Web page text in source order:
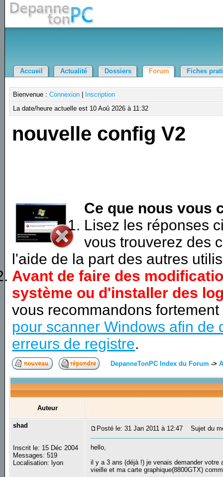
Accueil Actualité Dossiers Forum Fiches
Bienvenue :Connexion
Inscription
La date/heure actuelle est 10 Aoû 2026 à 11:32
nouvelle config V2
Ce que nous vous
Lisez les réponses
vous trouverez des
l'aide de la part des autres
Avant de faire des
système ou d'installer des
vous recommandons
pour scanner Windows afin de
erreurs de registre.
DepanneTonPC Index du Forum ->
Auteur
shad
Inscrit le: 15 Déc 2004
Messages: 519
Localisation: lyon
Posté le: 31 Jan 2011 à 12:47 Sujet du
hello,
il y a 3 ans (déjà !) je venais demander votre
vieille et ma carte graphique(8800GTX)